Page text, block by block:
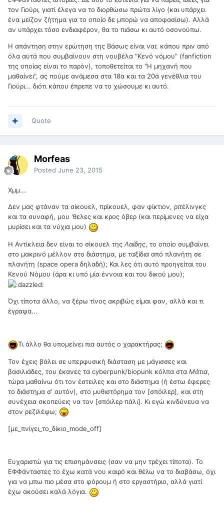
τον Γιούρι, γιατί έλεγα να το διορθώσω πρώτα λίγο (και υπάρχει
ένα μείζον ζήτημα για το οποίο δε μπορώ να αποφασίσω). Αλλά
αν υπάρχει τόσο ενδιαφέρον, θα το πιάσω κι αυτό οσονούπω.
Η απάντηση στην ερώτηση της Βάσως είναι ναι: κάπου πριν από
όλα αυτά που συμβαίνουν στη νουβέλα "Κενό νόμου" (fanfiction
της οποίας είναι το παρόν), τοποθετείται το "Η μηχανή που
μαθαίνει", ας πούμε ανάμεσα στα 18α και τα 20ά γενέθλια του
Γιούρι... διότι κάπου έπρεπε να το χώσουμε κι αυτό.
Quote
Morfeas
Posted June 23, 2015
Χμμ...
Δεν μας φτάναν τα σίκουελ, πρίκουελ, φαν φίκτιον, ριτέλινγκς
και τα συναφή, μου 'θελες και κρος όβερ (και περίμενες να είχα
μυρίσει και τα νύχια μου)
Η Αντίκλεια δεν είναι το σίκουελ της Λαίδης, το οποίο συμβαίνει
στο μακρινό μέλλον στο διάστημα, με ταξίδια από πλανήτη σε
πλανήτη (space opera δηλαδή); Και λες ότι αυτό προηγείται του
Κενού Νόμου (άρα κι υπό μία έννοια και του δικού μου);
Όχι τίποτα άλλο, να ξέρω τίνος ακριβώς είμαι φαν, αλλά και τι
έγραψα...
Τι άλλο θα υπομείνει πια αυτός ο χαρακτήρας;
Τον έχεις βάλει σε υπερφυσική διάσταση με μάγισσες και
βασιλιάδες, του έκανες τα cyberpunk/biopunk κόλπα στα Μάτια,
τώρα μαθαίνω ότι τον έστειλες και στο διάστημα (ή έστω έφερες
το διάστημα σ' αυτόν), στο μυθιστόρημα τον [σπόιλερ], και στη
συνέχεια σκοπεύεις να τον [σπόιλερ πάλι]. Κι εγώ κινδύνευα να
στον ρεζιλέψω;
[με_πνίγει_το_δίκιο_mode_off]
Ευχαριστώ για τις επισημάνσεις (σαν να μην τρέχει τίποτα). Το
ΕΦΦάνταστες το έχω κατά νου καιρό και θέλω να το διαβάσω, όχι
για να μπω πιο μέσα στο φόρουμ ή στο εργαστήριο, αλλά γιατί
έχω ακούσει καλά λόγια.